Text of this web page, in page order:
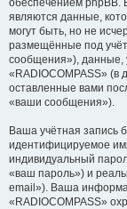
обеспечением phpBB.
являются данные,
могут быть, но не
размещённые под
сообщения»), данные,
«RADIOCOMPASS»
оставленные вами
«ваши сообщения»).
Ваша учётная запись
идентифицируемое
индивидуальный
«ваш пароль») и
email»). Ваша
«RADIOCOMPASS»